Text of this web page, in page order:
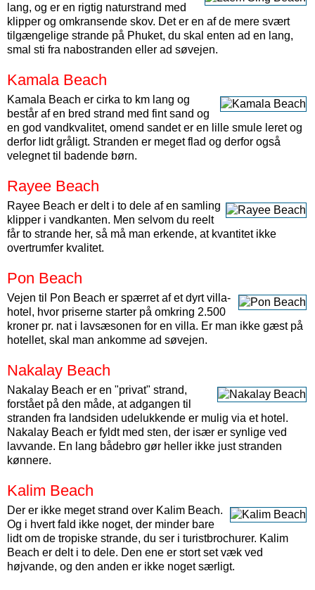
lang, og er en rigtig naturstrand med
klipper og omkransende skov. Det er en af de mere svært
tilgængelige strande på Phuket, du skal enten ad en lang,
smal sti fra nabostranden eller ad søvejen.
Kamala Beach
Kamala Beach er cirka to km lang og
består af en bred strand med fint sand og
en god vandkvalitet, omend sandet er en lille smule leret og
derfor lidt gråligt. Stranden er meget flad og derfor også
velegnet til badende børn.
Rayee Beach
Rayee Beach er delt i to dele af en samling
klipper i vandkanten. Men selvom du reelt
får to strande her, så må man erkende, at kvantitet ikke
overtrumfer kvalitet.
Pon Beach
Vejen til Pon Beach er spærret af et dyrt villa-
hotel, hvor priserne starter på omkring 2.500
kroner pr. nat i lavsæsonen for en villa. Er man ikke gæst på
hotellet, skal man ankomme ad søvejen.
Nakalay Beach
Nakalay Beach er en "privat" strand,
forstået på den måde, at adgangen til
stranden fra landsiden udelukkende er mulig via et hotel.
Nakalay Beach er fyldt med sten, der især er synlige ved
lavvande. En lang bådebro gør heller ikke just stranden
kønnere.
Kalim Beach
Der er ikke meget strand over Kalim Beach.
Og i hvert fald ikke noget, der minder bare
lidt om de tropiske strande, du ser i turistbrochurer. Kalim
Beach er delt i to dele. Den ene er stort set væk ved
højvande, og den anden er ikke noget særligt.